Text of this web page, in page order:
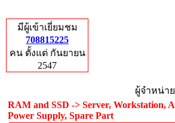
มีผู้เข้าเยี่ยมชม
708815225
คน ตั้งแต่ กันยายน
2547
ผู้จำหน่าย
RAM and SSD -> Server, Workstation,
Power Supply, Spare Part